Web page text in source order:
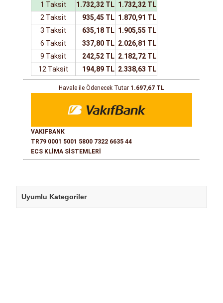
1 Taksit
1.732,32 TL 1.732,32 TL
2 Taksit
935,45 TL 1.870,91 TL
3 Taksit
635,18 TL 1.905,55 TL
6 Taksit
337,80 TL 2.026,81 TL
9 Taksit
242,52 TL 2.182,72 TL
12 Taksit
194,89 TL 2.338,63 TL
Havale ile Ödenecek Tutar 1.697,67 TL
VAKIFBANK
TR79 0001 5001 5800 7322 6635 44
ECS KLİMA SİSTEMLERİ
Uyumlu Kategoriler